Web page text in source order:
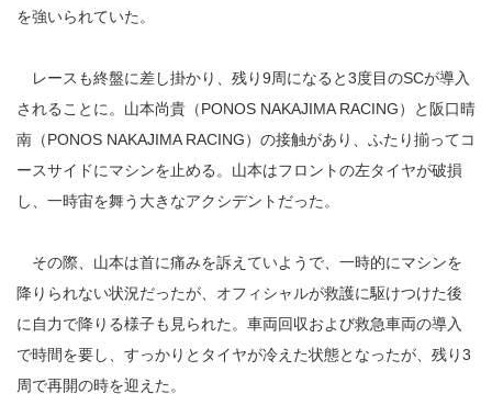
を強いられていた。
レースも終盤に差し掛かり、残り9周になると3度目のSCが導入
されることに。山本尚貴（PONOS NAKAJIMA RACING）と阪口晴
南（PONOS NAKAJIMA RACING）の接触があり、ふたり揃ってコ
ースサイドにマシンを止める。山本はフロントの左タイヤが破損
し、一時宙を舞う大きなアクシデントだった。
その際、山本は首に痛みを訴えていようで、一時的にマシンを
降りられない状況だったが、オフィシャルが救護に駆けつけた後
に自力で降りる様子も見られた。車両回収および救急車両の導入
で時間を要し、すっかりとタイヤが冷えた状態となったが、残り3
周で再開の時を迎えた。